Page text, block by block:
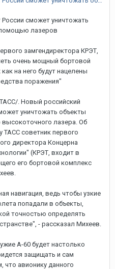
сможет уничтожать
лазеров
замгендиректора КРЭТ,
очень мощный бортовой
на него будут нацелены
поражения"
. Новый российский
уничтожать объекты
лазера. Об
ТАСС советник первого
директора Концерна
(КРЭТ, входит в
его бортовой комплекс
навигация, ведь чтобы узкие
попадали в объекты,
точностью определять
- рассказал Михеев.
А-60 будет настолько
защищать и сам
авионику данного